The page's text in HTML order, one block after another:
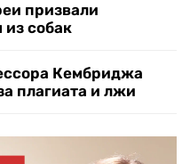
призвали
собак
Кембриджа
плагиата и лжи